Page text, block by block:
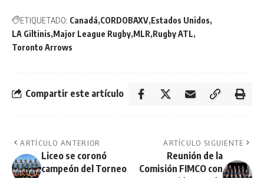
ETIQUETADO: Canadá CORDOBAXV Estados Unidos
LA Giltinis Major League Rugby MLR Rugby ATL
Toronto Arrows
Compartir este artículo
ARTÍCULO ANTERIOR
Liceo se coronó
campeón del Torneo
ARTÍCULO SIGUIENTE
Reunión de la
Comisión FIMCO con